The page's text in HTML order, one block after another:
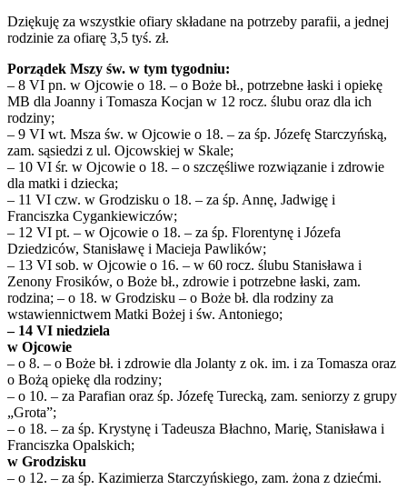
Dziękuję za wszystkie ofiary składane na potrzeby parafii, a jednej
rodzinie za ofiarę 3,5 tyś. zł.
Porządek Mszy św. w tym tygodniu:
– 8 VI pn. w Ojcowie o 18. – o Boże bł., potrzebne łaski i opiekę
MB dla Joanny i Tomasza Kocjan w 12 rocz. ślubu oraz dla ich
rodziny;
– 9 VI wt. Msza św. w Ojcowie o 18. – za śp. Józefę Starczyńską,
zam. sąsiedzi z ul. Ojcowskiej w Skale;
– 10 VI śr. w Ojcowie o 18. – o szczęśliwe rozwiązanie i zdrowie
dla matki i dziecka;
– 11 VI czw. w Grodzisku o 18. – za śp. Annę, Jadwigę i
Franciszka Cygankiewiczów;
– 12 VI pt. – w Ojcowie o 18. – za śp. Florentynę i Józefa
Dziedziców, Stanisławę i Macieja Pawlików;
– 13 VI sob. w Ojcowie o 16. – w 60 rocz. ślubu Stanisława i
Zenony Frosików, o Boże bł., zdrowie i potrzebne łaski, zam.
rodzina; – o 18. w Grodzisku – o Boże bł. dla rodziny za
wstawiennictwem Matki Bożej i św. Antoniego;
– 14 VI niedziela
w Ojcowie
– o 8. – o Boże bł. i zdrowie dla Jolanty z ok. im. i za Tomasza oraz
o Bożą opiekę dla rodziny;
– o 10. – za Parafian oraz śp. Józefę Turecką, zam. seniorzy z grupy
„Grota”;
– o 18. – za śp. Krystynę i Tadeusza Błachno, Marię, Stanisława i
Franciszka Opalskich;
w Grodzisku
– o 12. – za śp. Kazimierza Starczyńskiego, zam. żona z dziećmi.